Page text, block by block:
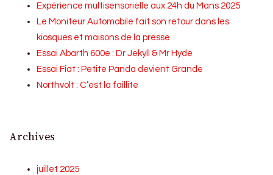
Expérience multisensorielle aux 24h du Mans 2025
Le Moniteur Automobile fait son retour dans les
kiosques et maisons de la presse
Essai Abarth 600e : Dr Jekyll & Mr Hyde
Essai Fiat : Petite Panda devient Grande
Northvolt : C’est la faillite
Archives
juillet 2025